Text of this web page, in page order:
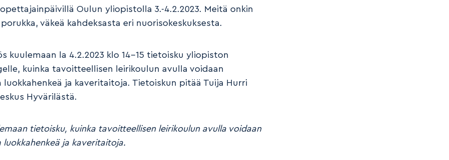
Oulun yliopistolla 3.-4.2.2023. Meitä onkin
väkeä kahdeksasta eri nuorisokeskuksesta.
kuulemaan la 4.2.2023 klo 14-15 tietoisku yliopiston
kuinka tavoitteellisen leirikoulun avulla voidaan
luokkahenkeä ja kaveritaitoja. Tietoiskun pitää Tuija Hurri
Hyvärilästä.
tietoisku, kuinka tavoitteellisen leirikoulun avulla voidaan
luokkahenkeä ja kaveritaitoja.